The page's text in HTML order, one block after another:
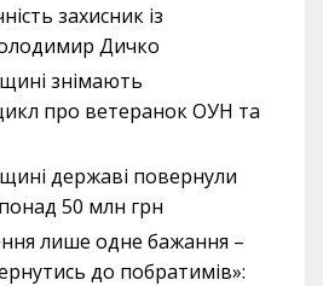
захисник із
Дичко
знімають
про ветеранок ОУН та
державі повернули
50 млн грн
лише одне бажання –
до побратимів»: